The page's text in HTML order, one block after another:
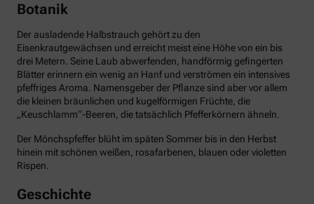
Botanik
Der ausladende Halbstrauch gehört zu den
Eisenkrautgewächsen und erreicht meist eine Höhe von ein bis
drei Metern. Seine Laub abwerfenden, handförmig gefingerten
Blätter erinnern ein wenig an Hanf und verströmen ein intensives
pfeffriges Aroma. Namensgeber der Pflanze sind aber vor allem
die kleinen bräunlichen und kugelförmigen Früchte, die
„Keuschlamm“-Beeren, die tatsächlich Pfefferkörnern ähneln.
Der Mönchspfeffer blüht im späten Sommer bis in den Herbst
hinein mit schönen weißen, rosafarbenen, blauen oder violetten
Rispen.
Geschichte